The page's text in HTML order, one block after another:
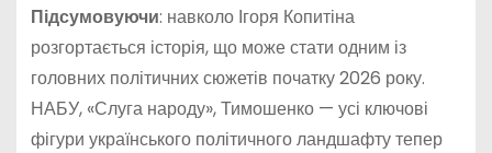
Підсумовуючи: навколо Ігоря Копитіна
розгортається історія, що може стати одним із
головних політичних сюжетів початку 2026 року.
НАБУ, «Слуга народу», Тимошенко — усі ключові
фігури українського політичного ландшафту тепер